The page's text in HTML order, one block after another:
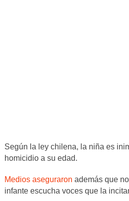
Según la ley chilena, la niña es
homicidio a su edad.
Medios aseguraron además que
infante escucha voces que la